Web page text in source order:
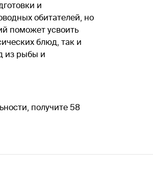
и
обитателей, но
поможет усвоить
блюд, так и
из рыбы и
получите 58